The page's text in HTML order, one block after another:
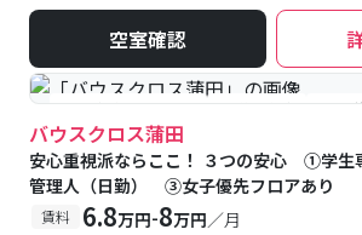
空室確認
#女性優先フロアあり #予約受付中 #空室
バウスクロス蒲田
安心重視派ならここ！ ３つの安心 ①学
管理人（日勤） ③女子優先フロアあり
賃料 6.8万円-8万円／月